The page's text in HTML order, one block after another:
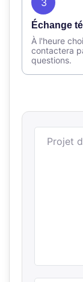
3
Échange
À l'heure
contactera
questions.